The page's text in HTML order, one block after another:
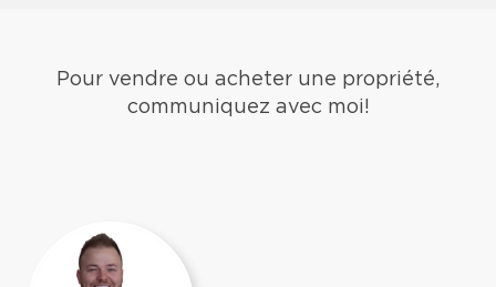
Pour vendre ou acheter une propriété,
communiquez avec moi!